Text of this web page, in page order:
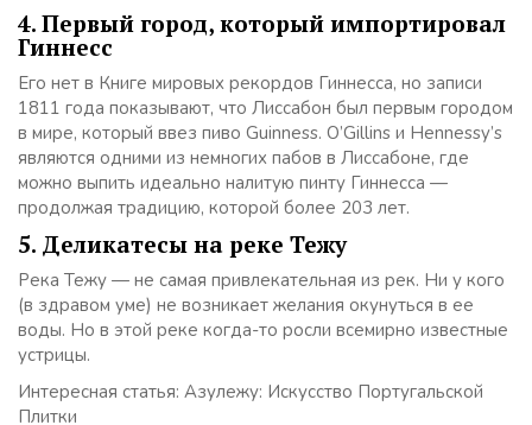
4. Первый город, который импортировал
Гиннесc
Его нет в Книге мировых рекордов Гиннесса, но записи
1811 года показывают, что Лиссабон был первым городом
в мире, который ввез пиво Guinness. O’Gillins и Hennessy’s
являются одними из немногих пабов в Лиссабоне, где
можно выпить идеально налитую пинту Гиннесса —
продолжая традицию, которой более 203 лет.
5. Деликатесы на реке Тежу
Река Тежу — не самая привлекательная из рек. Ни у кого
(в здравом уме) не возникает желания окунуться в ее
воды. Но в этой реке когда-то росли всемирно известные
устрицы.
Интересная статья: Азулежу: Искусство Португальской
Плитки